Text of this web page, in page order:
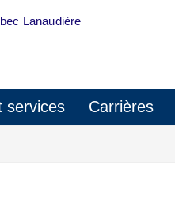
Lanaudière
services Carrières